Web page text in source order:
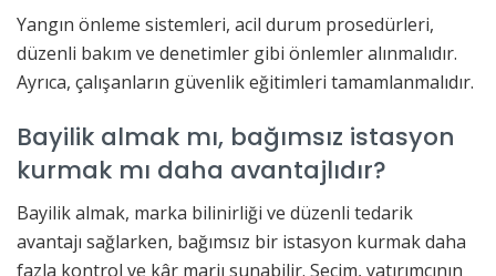
Yangın önleme sistemleri, acil durum prosedürleri,
düzenli bakım ve denetimler gibi önlemler alınmalıdır.
Ayrıca, çalışanların güvenlik eğitimleri tamamlanmalıdır.
Bayilik almak mı, bağımsız istasyon
kurmak mı daha avantajlıdır?
Bayilik almak, marka bilinirliği ve düzenli tedarik
avantajı sağlarken, bağımsız bir istasyon kurmak daha
fazla kontrol ve kâr marjı sunabilir. Seçim, yatırımcının